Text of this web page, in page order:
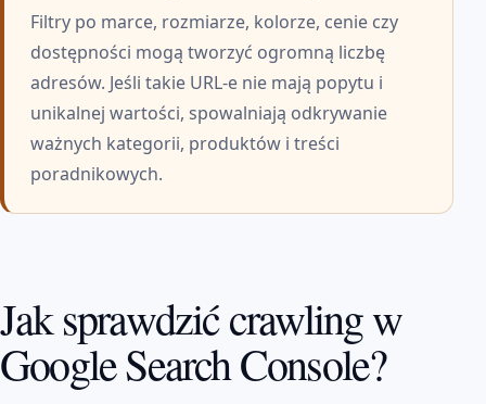
Filtry po marce, rozmiarze, kolorze, cenie czy
dostępności mogą tworzyć ogromną liczbę
adresów. Jeśli takie URL-e nie mają popytu i
unikalnej wartości, spowalniają odkrywanie
ważnych kategorii, produktów i treści
poradnikowych.
Jak sprawdzić crawling w
Google Search Console?